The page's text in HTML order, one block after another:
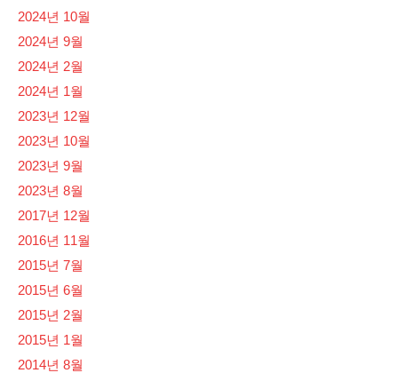
2024년 10월
2024년 9월
2024년 2월
2024년 1월
2023년 12월
2023년 10월
2023년 9월
2023년 8월
2017년 12월
2016년 11월
2015년 7월
2015년 6월
2015년 2월
2015년 1월
2014년 8월